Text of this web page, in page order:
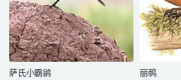
萨氏小霸鹟 丽䴓